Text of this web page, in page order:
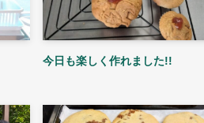
今日も楽しく作れました!!